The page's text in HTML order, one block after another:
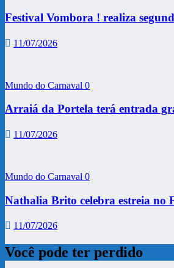
Festival Vombora ! realiza
11/07/2026
Mundo do Carnaval 0
Arraiá da Portela terá entrada
11/07/2026
Mundo do Carnaval 0
Nathalia Brito celebra estreia no
11/07/2026
Você pode ter perdido